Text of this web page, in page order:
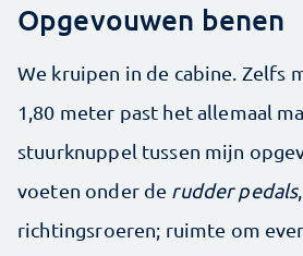
Opgevouwen benen
We kruipen in de cabine. Zelfs
1,80 meter past het allemaal
stuurknuppel tussen mijn
voeten onder de rudder pedals
richtingsroeren; ruimte om